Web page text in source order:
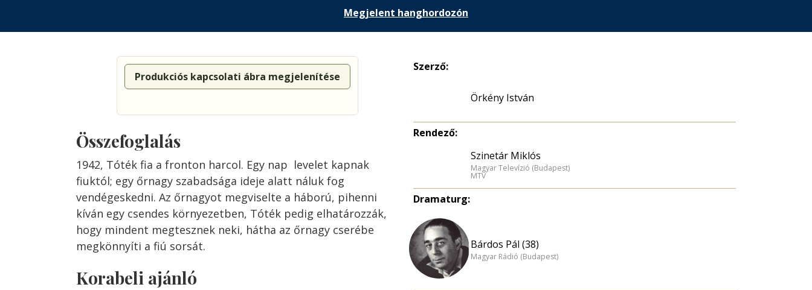
Megjelent hanghordozón
Produkciós kapcsolati ábra megjelenítése
Összefoglalás
1942, Tóték fia a fronton harcol. Egy nap levelet kapnak
fiuktól; egy őrnagy szabadsága ideje alatt náluk fog
vendégeskedni. Az őrnagyot megviselte a háború, pihenni
kíván egy csendes környezetben, Tóték pedig elhatározzák,
hogy mindent megtesznek neki, hátha az őrnagy cserébe
megkönnyíti a fiú sorsát.
Korabeli ajánló
Szerző:
Örkény István
Rendező:
Szinetár Miklós
Magyar Televízió (Budapest)
MTV
Dramaturg:
Bárdos Pál (38)
Magyar Rádió (Budapest)